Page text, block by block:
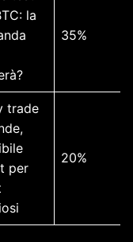
la
35%
trade
per
20%